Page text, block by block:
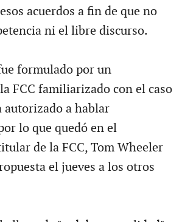
acuerdos a fin de que no
ni el libre discurso.
formulado por un
FCC familiarizado con el caso
autorizado a hablar
lo que quedó en el
de la FCC, Tom Wheeler
el jueves a los otros